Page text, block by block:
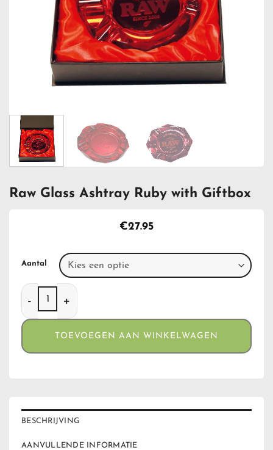
Raw Glass Ashtray Ruby with Giftbox
€27.95
Aantal
Raw Glass Ashtray Ruby with Giftbox aantal
TOEVOEGEN AAN WINKELWAGEN
BESCHRIJVING
AANVULLENDE INFORMATIE